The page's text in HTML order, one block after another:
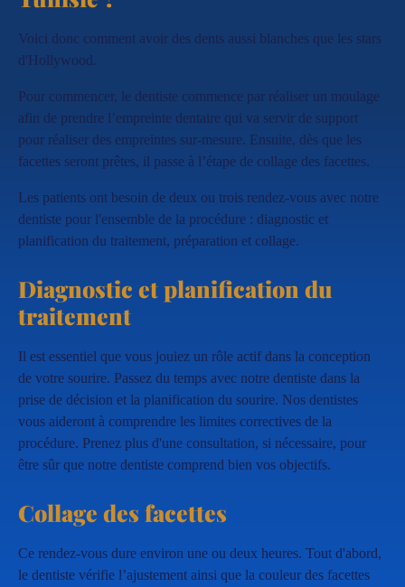
Voici donc comment avoir des dents aussi blanches que les stars
d'Hollywood.
Pour commencer, le dentiste commence par réaliser un moulage
afin de prendre l’empreinte dentaire qui va servir de support
pour réaliser des empreintes sur-mesure. Ensuite, dès que les
facettes seront prêtes, il passe à l’étape de collage des facettes.
Les patients ont besoin de deux ou trois rendez-vous avec notre
dentiste pour l'ensemble de la procédure : diagnostic et
planification du traitement, préparation et collage.
Diagnostic et planification du
traitement
Il est essentiel que vous jouiez un rôle actif dans la conception
de votre sourire. Passez du temps avec notre dentiste dans la
prise de décision et la planification du sourire. Nos dentistes
vous aideront à comprendre les limites correctives de la
procédure. Prenez plus d'une consultation, si nécessaire, pour
être sûr que notre dentiste comprend bien vos objectifs.
Collage des facettes
Ce rendez-vous dure environ une ou deux heures. Tout d'abord,
le dentiste vérifie l’ajustement ainsi que la couleur des facettes